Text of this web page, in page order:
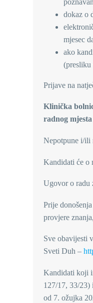
dokaz o
mjesec
ako
(presliku
Prijave na
Klinička
radnog
Nepotpune i/ili
Kandidati će o
Ugovor o radu
Prije
provjere
Sve obavijesti
Sveti Duh –
Kandidati koji
127/17, 33/23)
od 7. ožujka